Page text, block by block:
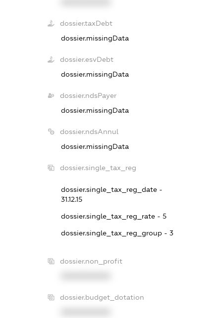
dossier.taxDebt
dossier.missingData
dossier.esvDebt
dossier.missingData
dossier.ndsPayer
dossier.missingData
dossier.ndsAnnul
dossier.missingData
dossier.single_tax_reg
dossier.single_tax_reg_date -
31.12.15
dossier.single_tax_reg_rate - 5
dossier.single_tax_reg_group - 3
dossier.non_profit
dossier.budget_dotation